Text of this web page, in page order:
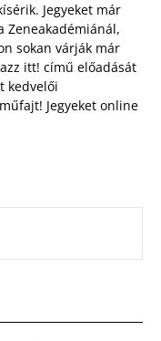
Jegyeket már
Zeneakadémiánál,
sokan várják már
itt! című előadását
kedvelői
Jegyeket online